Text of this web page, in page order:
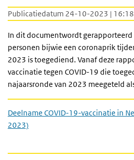
Publicatiedatum 24-10-2023 | 16:18
In dit documentwordt
personen bijwie een coronaprik
2023 is toegediend. Vanaf deze
vaccinatie tegen COVID-19 die
najaarsronde van 2023 meegeteld
Deelname COVID-19-vaccinatie in
2023)